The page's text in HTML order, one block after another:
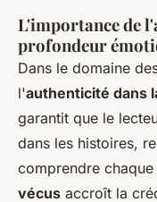
L'importance de
profondeur
Dans le domaine
l'authenticité dans
garantit que le
dans les histoires,
comprendre
vécus accroît la